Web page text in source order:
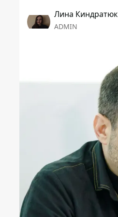
Лина Киндратюк
ADMIN